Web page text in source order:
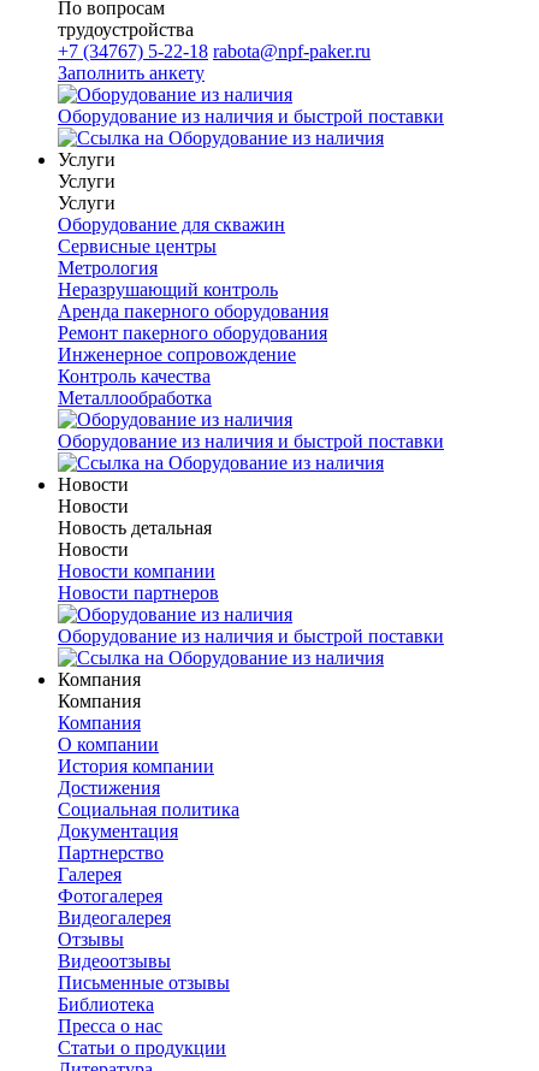
По вопросам
трудоустройства
+7 (34767) 5-22-18 rabota@npf-paker.ru
Заполнить анкету
Оборудование из наличия и быстрой поставки
Услуги
Услуги
Услуги
Оборудование для скважин
Сервисные центры
Метрология
Неразрушающий контроль
Аренда пакерного оборудования
Ремонт пакерного оборудования
Инженерное сопровождение
Контроль качества
Металлообработка
Оборудование из наличия и быстрой поставки
Новости
Новости
Новость детальная
Новости
Новости компании
Новости партнеров
Оборудование из наличия и быстрой поставки
Компания
Компания
Компания
О компании
История компании
Достижения
Социальная политика
Документация
Партнерство
Галерея
Фотогалерея
Видеогалерея
Отзывы
Видеоотзывы
Письменные отзывы
Библиотека
Пресса о нас
Статьи о продукции